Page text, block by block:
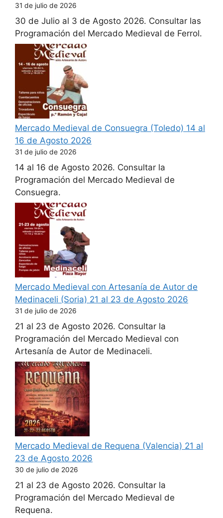
31 de julio de 2026
30 de Julio al 3 de Agosto 2026. Consultar las
Programación del Mercado Medieval de Ferrol.
Mercado Medieval de Consuegra (Toledo) 14 al
16 de Agosto 2026
31 de julio de 2026
14 al 16 de Agosto 2026. Consultar la
Programación del Mercado Medieval de
Consuegra.
Mercado Medieval con Artesanía de Autor de
Medinaceli (Soria) 21 al 23 de Agosto 2026
31 de julio de 2026
21 al 23 de Agosto 2026. Consultar la
Programación del Mercado Medieval con
Artesanía de Autor de Medinaceli.
Mercado Medieval de Requena (Valencia) 21 al
23 de Agosto 2026
30 de julio de 2026
21 al 23 de Agosto 2026. Consultar la
Programación del Mercado Medieval de
Requena.